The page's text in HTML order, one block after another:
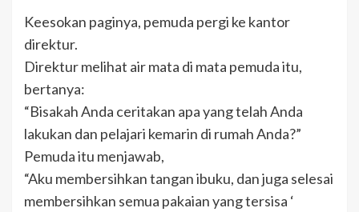
Keesokan paginya, pemuda pergi ke kantor
direktur.
Direktur melihat air mata di mata pemuda itu,
bertanya:
“Bisakah Anda ceritakan apa yang telah Anda
lakukan dan pelajari kemarin di rumah Anda?”
Pemuda itu menjawab,
“Aku membersihkan tangan ibuku, dan juga selesai
membersihkan semua pakaian yang tersisa ‘